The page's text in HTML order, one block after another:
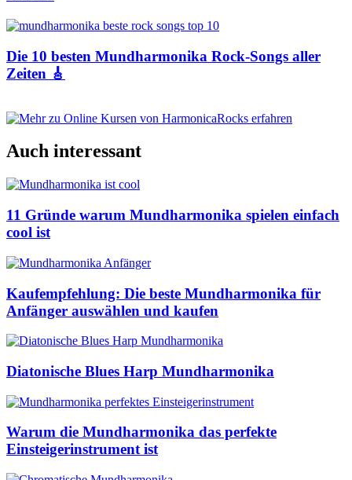
Die 10 besten Mundharmonika Rock-Songs aller
Zeiten 🎸
Auch interessant
11 Gründe warum Mundharmonika spielen einfach
cool ist
Kaufempfehlung: Die beste Mundharmonika für
Anfänger auswählen und kaufen
Diatonische Blues Harp Mundharmonika
Warum die Mundharmonika das perfekte
Einsteigerinstrument ist